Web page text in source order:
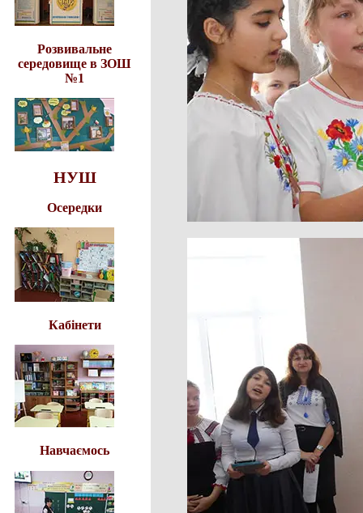
Розвивальне
середовище в ЗОШ
№1
НУШ
Осередки
Кабінети
Навчаємось